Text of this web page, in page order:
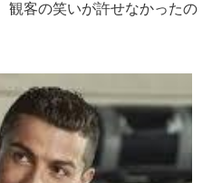
観客の笑いが許せなかったの